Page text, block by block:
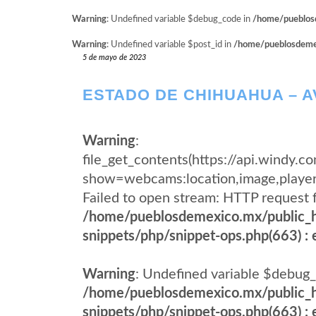
Warning: Undefined variable $debug_code in /home/
Warning: Undefined variable $post_id in /home/
5 de mayo de 2023
ESTADO DE CHIHUAHUA –
Warning:
file_get_contents(https://
Failed to open stream: HTTP
/home/pueblosdemexico.mx/
snippets/php/snippet-ops.php(663) :
Warning: Undefined variable
/home/pueblosdemexico.mx/
snippets/php/snippet-ops.php(663) :